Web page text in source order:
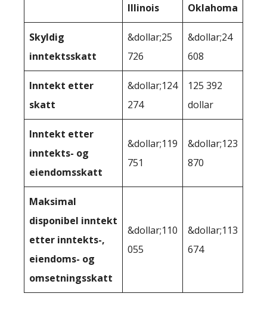
Illinois Oklahoma
Skyldig
inntektsskatt
&dollar;25
726
&dollar;24
608
Inntekt etter
skatt
&dollar;124
274
125 392
dollar
Inntekt etter
inntekts- og
eiendomsskatt
&dollar;119
751
&dollar;123
870
Maksimal
disponibel inntekt
etter inntekts-,
eiendoms- og
omsetningsskatt
&dollar;110
055
&dollar;113
674